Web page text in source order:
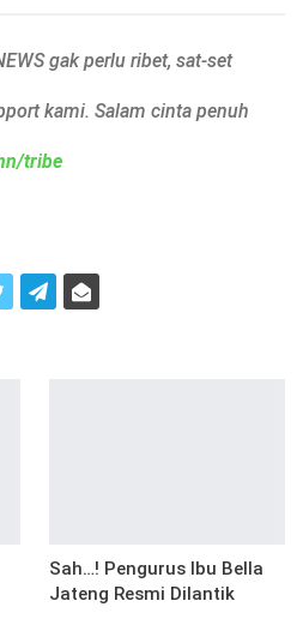
gak perlu ribet, sat-set
kami. Salam cinta penuh
tribe
Sah…! Pengurus Ibu Bella
Jateng Resmi Dilantik